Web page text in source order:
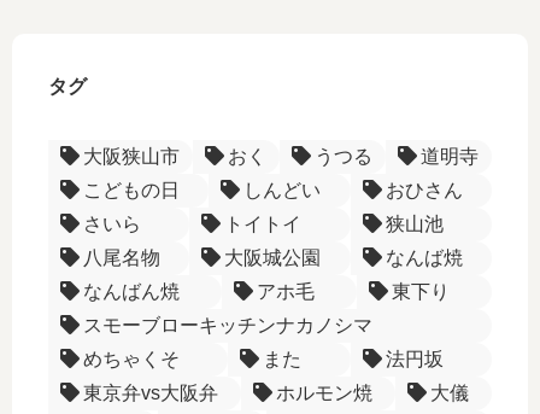
タグ
大阪狭山市 おく うつる
道明寺
こどもの日
しんどい
おひさん
さいら
トイトイ
狭山池
八尾名物
大阪城公園
なんば焼
なんばん焼
アホ毛
東下り
スモーブローキッチンナカノシマ
めちゃくそ
また
法円坂
東京弁vs大阪弁
ホルモン焼
大儀